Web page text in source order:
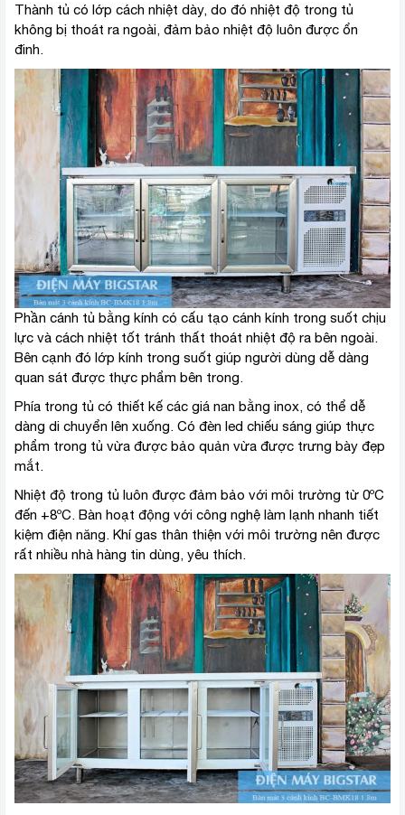
Thành tủ có lớp cách nhiệt dày, do đó nhiệt độ trong tủ
không bị thoát ra ngoài, đảm bảo nhiệt độ luôn được ổn
đinh.
Phần cánh tủ bằng kính có cấu tạo cánh kính trong suốt chịu
lực và cách nhiệt tốt tránh thất thoát nhiệt độ ra bên ngoài.
Bên cạnh đó lớp kính trong suốt giúp người dùng dễ dàng
quan sát được thực phẩm bên trong.
Phía trong tủ có thiết kế các giá nan bằng inox, có thể dễ
dàng di chuyển lên xuống. Có đèn led chiếu sáng giúp thực
phẩm trong tủ vừa được bảo quản vừa được trưng bày đẹp
mắt.
Nhiệt độ trong tủ luôn được đảm bảo với môi trường từ 0ºC
đến +8ºC. Bàn hoạt động với công nghệ làm lạnh nhanh tiết
kiệm điện năng. Khí gas thân thiện với môi trường nên được
rất nhiều nhà hàng tin dùng, yêu thích.